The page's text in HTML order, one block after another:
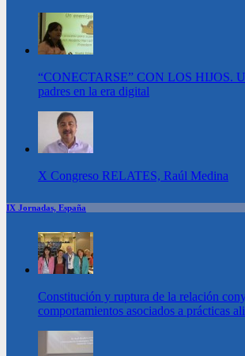
“CONECTARSE” CON LOS HIJOS.
padres en la era digital
X Congreso RELATES, Raúl Medina
IX Jornadas, España
Constitución y ruptura de la relación
comportamientos asociados a prácticas